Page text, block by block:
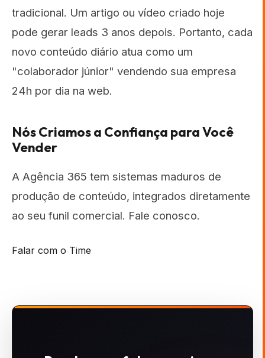
tradicional. Um artigo ou vídeo criado hoje
pode gerar leads 3 anos depois. Portanto, cada
novo conteúdo diário atua como um
"colaborador júnior" vendendo sua empresa
24h por dia na web.
Nós Criamos a Confiança para Você
Vender
A Agência 365 tem sistemas maduros de
produção de conteúdo, integrados diretamente
ao seu funil comercial. Fale conosco.
Falar com o Time